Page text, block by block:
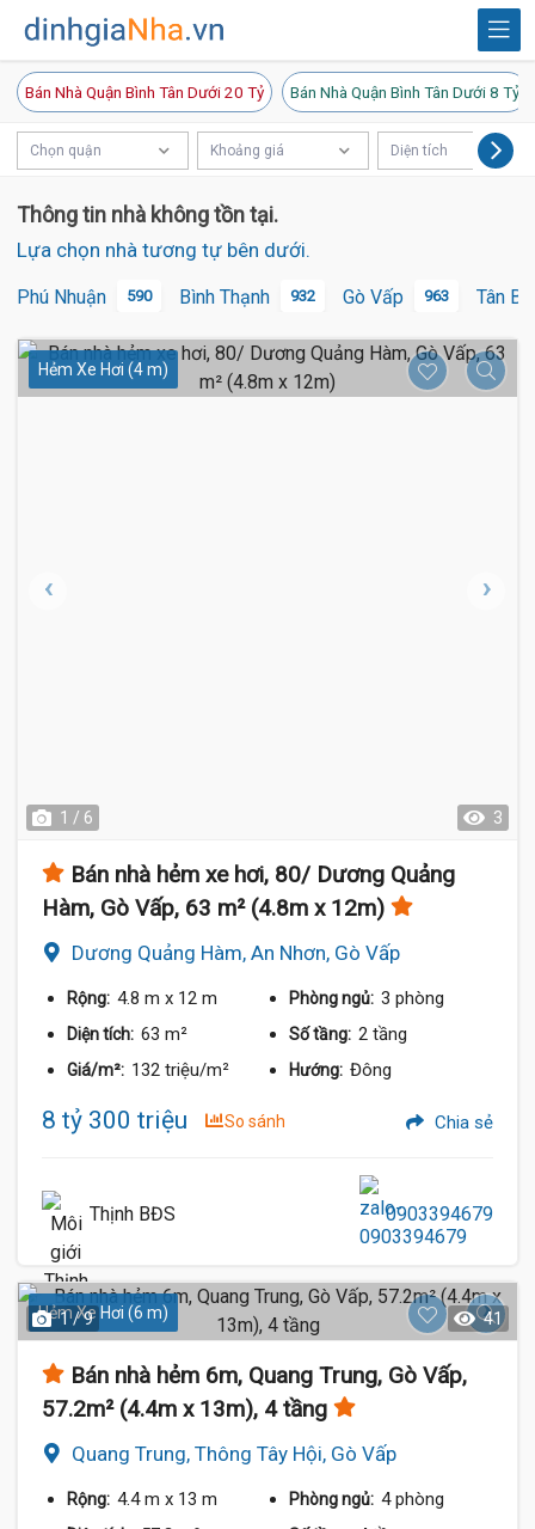
Bán Nhà Quận Bình Tân Dưới 20 Tỷ Bán Nhà Quận Bình Tân Dưới 8 Tỷ
Chọn quận Khoảng giá Diện tích
Thông tin nhà không tồn tại.
Lựa chọn nhà tương tự bên dưới.
Phú Nhuận 590 Bình Thạnh 932 Gò Vấp 963 Tân
Hẻm Xe Hơi (4 m)
1 / 6 3
Bán nhà hẻm xe hơi, 80/ Dương Quảng
Hàm, Gò Vấp, 63 m² (4.8m x 12m)
Dương Quảng Hàm, An Nhơn, Gò Vấp
Rộng: 4.8 m x 12 m Phòng ngủ: 3 phòng
Diện tích: 63 m² Số tầng: 2 tầng
Giá/m²: 132 triệu/m² Hướng: Đông
8 tỷ 300 triệu So sánh Chia sẻ
Thịnh BĐS 0903394679
Hẻm Xe Hơi (6 m)
1 / 9 41
Bán nhà hẻm 6m, Quang Trung, Gò Vấp,
57.2m² (4.4m x 13m), 4 tầng
Quang Trung, Thông Tây Hội, Gò Vấp
Rộng: 4.4 m x 13 m Phòng ngủ: 4 phòng